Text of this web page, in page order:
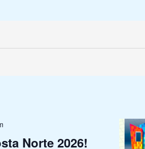
Norte 2026!